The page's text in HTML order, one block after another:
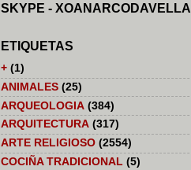
SKYPE - XOANARCODAVELLA
ETIQUETAS
+ (1)
ANIMALES (25)
ARQUEOLOGIA (384)
ARQUITECTURA (317)
ARTE RELIGIOSO (2554)
COCIÑA TRADICIONAL (5)